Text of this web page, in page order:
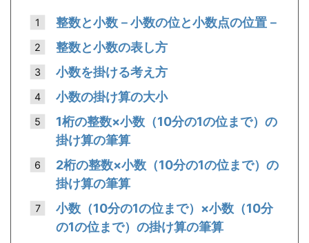
整数と小数－小数の位と小数点の位置－
整数と小数の表し方
小数を掛ける考え方
小数の掛け算の大小
1桁の整数×小数（10分の1の位まで）の
掛け算の筆算
2桁の整数×小数（10分の1の位まで）の
掛け算の筆算
小数（10分の1の位まで）×小数（10分
の1の位まで）の掛け算の筆算